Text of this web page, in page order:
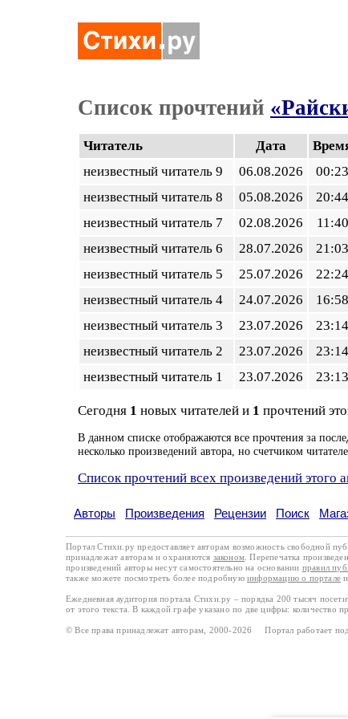
Список прочтений
Читатель Дата
неизвестный читатель 9
06.08.2026 00:23
неизвестный читатель 8
05.08.2026 20:44
неизвестный читатель 7
02.08.2026 11:40
неизвестный читатель 6
28.07.2026 21:03
неизвестный читатель 5
25.07.2026 22:24
неизвестный читатель 4
24.07.2026 16:58
неизвестный читатель 3
23.07.2026 23:14
неизвестный читатель 2
23.07.2026 23:14
неизвестный читатель 1
23.07.2026 23:13
Сегодня 1 новых читателей и 1 прочтений
В данном списке отображаются все прочтения за
несколько произведений автора, но счетчиком
Список прочтений всех произведений этого
Авторы Произведения Рецензии Поиск
Портал Стихи.ру предоставляет авторам возможность свободной
принадлежат авторам и охраняются законом . Перепечатка
произведений авторы несут самостоятельно на основании правил
также можете посмотреть более подробную информацию о портале и
Ежедневная аудитория портала Стихи.ру – порядка 200 тысяч
от этого текста. В каждой графе указано по две цифры: количество
© Все права принадлежат авторам, 2000-2026 Портал работает